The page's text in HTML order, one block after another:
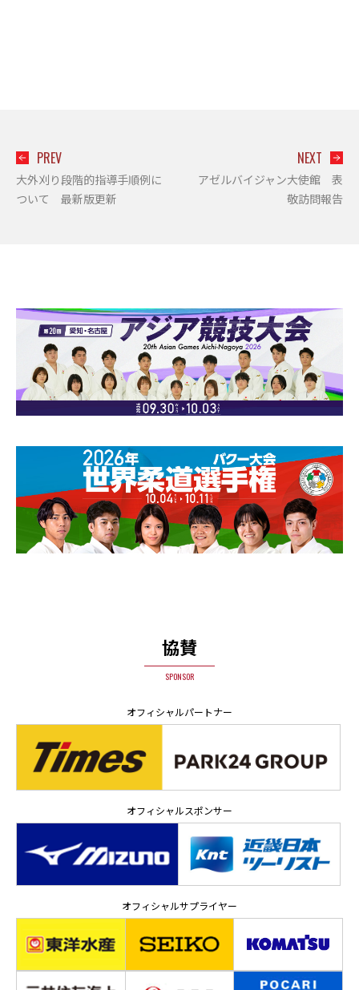
PREV
大外刈り段階的指導手順例に
ついて 最新版更新
NEXT
アゼルバイジャン大使館 表
敬訪問報告
協賛
SPONSOR
オフィシャルパートナー
オフィシャルスポンサー
オフィシャルサプライヤー